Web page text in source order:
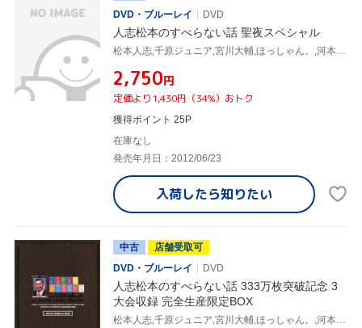
DVD・ブルーレイ
DVD
人志松本のすべらない話 聖夜スペシャル
松本人志,千原ジュニア,宮川大輔,ほっしゃん。,河本準一,ケンドーコバヤシ,木村祐一,兵動大樹
¥2,750円
定価より1,430円（34%）おトク
獲得ポイント 25P
在庫なし
発売年月日：2012/06/23
入荷したら知りたい
中古
店舗受取可
DVD・ブルーレイ
DVD
人志松本のすべらない話 333万枚突破記念 3
大会収録 完全生産限定BOX
松本人志,千原ジュニア,宮川大輔,ほっしゃん。,河本準一,ケンドーコバヤシ,木村祐一,兵動大樹